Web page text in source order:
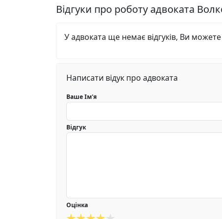
Відгуки про роботу адвоката
У адвоката ще немає відгуків, Ви
Написати відук про адвоката
Ваше Ім'я
Відгук
Оцінка